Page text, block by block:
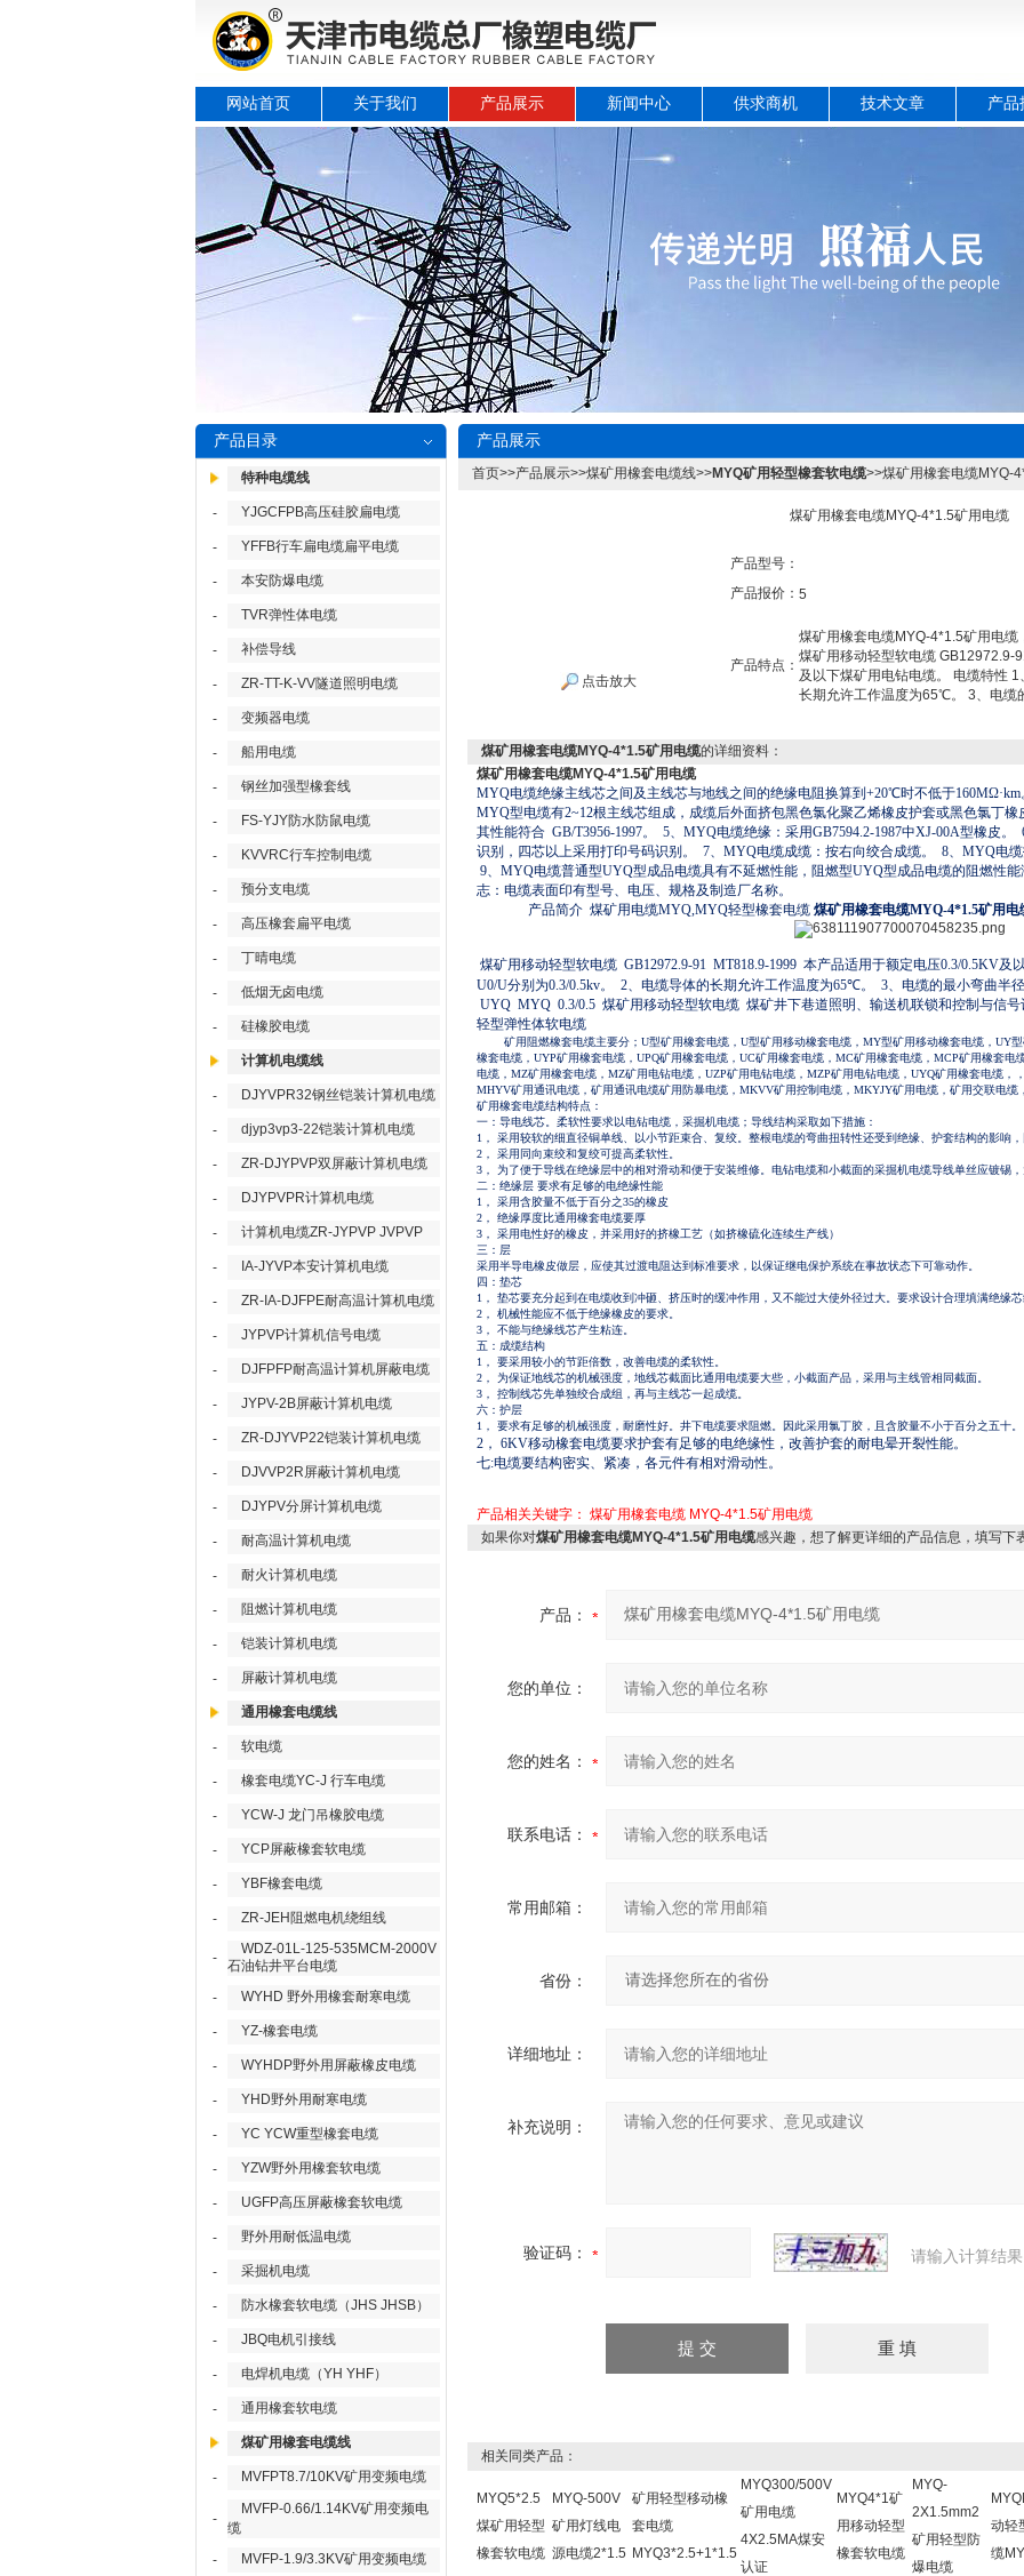
网站首页 关于我们 产品展示 新闻中心 供求商机 技术文章 产品
产品目录
特种电缆线
- YJGCFPB高压硅胶扁电缆
- YFFB行车扁电缆扁平电缆
- 本安防爆电缆
- TVR弹性体电缆
- 补偿导线
- ZR-TT-K-VV隧道照明电缆
- 变频器电缆
- 船用电缆
- 钢丝加强型橡套线
- FS-YJY防水防鼠电缆
- KVVRC行车控制电缆
- 预分支电缆
- 高压橡套扁平电缆
- 丁晴电缆
- 低烟无卤电缆
- 硅橡胶电缆
计算机电缆线
- DJYVPR32钢丝铠装计算机电缆
- djyp3vp3-22铠装计算机电缆
- ZR-DJYPVP双屏蔽计算机电缆
- DJYPVPR计算机电缆
- 计算机电缆ZR-JYPVP JVPVP
- IA-JYVP本安计算机电缆
- ZR-IA-DJFPE耐高温计算机电缆
- JYPVP计算机信号电缆
- DJFPFP耐高温计算机屏蔽电缆
- JYPV-2B屏蔽计算机电缆
- ZR-DJYVP22铠装计算机电缆
- DJVVP2R屏蔽计算机电缆
- DJYPV分屏计算机电缆
- 耐高温计算机电缆
- 耐火计算机电缆
- 阻燃计算机电缆
- 铠装计算机电缆
- 屏蔽计算机电缆
通用橡套电缆线
- 软电缆
- 橡套电缆YC-J 行车电缆
- YCW-J 龙门吊橡胶电缆
- YCP屏蔽橡套软电缆
- YBF橡套电缆
- ZR-JEH阻燃电机绕组线
-
WDZ-01L-125-535MCM-2000V
石油钻井平台电缆
-
WYHD 野外用橡套耐寒电缆
- YZ-橡套电缆
- WYHDP野外用屏蔽橡皮电缆
- YHD野外用耐寒电缆
- YC YCW重型橡套电缆
- YZW野外用橡套软电缆
- UGFP高压屏蔽橡套软电缆
- 野外用耐低温电缆
- 采掘机电缆
- 防水橡套软电缆（JHS JHSB）
- JBQ电机引接线
- 电焊机电缆（YH YHF）
- 通用橡套软电缆
煤矿用橡套电缆线
- MVFPT8.7/10KV矿用变频电缆
-
MVFP-0.66/1.14KV矿用变频电
缆
-
MVFP-1.9/3.3KV矿用变频电缆
产品展示
首页>>产品展示>>煤矿用橡套电缆线>>MYQ矿用轻型橡套软电缆>>煤矿用橡套电缆MYQ-
煤矿用橡套电缆MYQ-4*1.5矿用电缆
点击放大
产品型号：
产品报价： 5
产品特点：
煤矿用橡套电缆MYQ-4*1.5矿用电
煤矿用移动轻型软电缆 GB12972.9-
及以下煤矿用电钻电缆。 电缆特性
长期允许工作温度为65℃。 3、电缆
煤矿用橡套电缆MYQ-4*1.5矿用电缆的详细资料：
煤矿用橡套电缆MYQ-4*1.5矿用电缆
MYQ电缆绝缘主线芯之间及主线芯与地线之间的绝缘电阻换算到 +20℃时不低于160MΩ·km
MYQ型电缆有2~12根主线芯组成，成缆后外面挤包黑色氯化聚乙烯橡皮护套或黑色氯丁橡
其性能符合GB/T3956-1997。 5、 MYQ电缆绝缘：采用GB7594.2-1987中XJ-00A型橡皮。
识别，四芯以上采用打印号码识别。
7、 MYQ电缆成缆：按右向绞合成缆。 8、 MYQ电
9、 MYQ电缆普通型UYQ型成品电缆具有不延燃性能，阻燃型UYQ型成品电缆的阻燃性能
志：电缆表面印有型号、电压、规格及制造厂名称。
产品简介 煤矿用电缆MYQ,MYQ轻型橡套电缆 煤矿用橡套电缆MYQ-4*1.5矿用电
煤矿用移动轻型软电缆GB12972.9-91 MT818.9-1999 本产品适用于额定电压0.3/0.5KV及
U0/U分别为0.3/0.5kv。 2、电缆导体的长期允许工作温度为65℃。 3、电缆的最小弯曲半
UYQ MYQ 0.3/0.5 煤矿用移动轻型软电缆 煤矿井下巷道照明、输送机联锁和控制与信
轻型弹性体软电缆
矿用阻燃橡套电缆主要分； U型矿用橡套电缆，U型矿用移动橡套电缆，MY型矿用移动橡套电缆，UY
橡套电缆，UYP矿用橡套电缆，UPQ矿用橡套电缆，UC矿用橡套电缆，MC矿用橡套电缆，MCP矿用橡套电
电缆，MZ矿用橡套电缆，MZ矿用电钻电缆，UZP矿用电钻电缆，MZP矿用电钻电缆，UYQ矿用橡套电缆，
MHYV矿用通讯电缆，矿用通讯电缆矿用防暴电缆，MKVV矿用控制电缆，MKYJY矿用电缆，矿用交联电
矿用橡套电缆结构特点：
一：导电线芯。柔软性要求以电钻电缆，采掘机电缆；导线结构采取如下措施：
1， 采用较软的细直径铜单线、以小节距束合、复绞。整根电缆的弯曲扭转性还受到绝缘、护套结构的影响
2， 采用同向束绞和复绞可提高柔软性。
3， 为了便于导线在绝缘层中的相对滑动和便于安装维修。电钻电缆和小截面的采掘机电缆导线单丝应镀锡
二：绝缘层要求有足够的电绝缘性能
1， 采用含胶量不低于百分之35的橡皮
2， 绝缘厚度比通用橡套电缆要厚
3， 采用电性好的橡皮，并采用好的挤橡工艺（如挤橡硫化连续生产线）
三：层
采用半导电橡皮做层，应使其过渡电阻达到标准要求，以保证继电保护系统在事故状态下可靠动作。
四：垫芯
1， 垫芯要充分起到在电缆收到冲砸、挤压时的缓冲作用，又不能过大使外径过大。要求设计合理填满绝缘
2， 机械性能应不低于绝缘橡皮的要求。
3， 不能与绝缘线芯产生粘连。
五：成缆结构
1， 要采用较小的节距倍数，改善电缆的柔软性。
2， 为保证地线芯的机械强度，地线芯截面比通用电缆要大些，小截面产品，采用与主线管相同截面。
3， 控制线芯先单独绞合成组，再与主线芯一起成缆。
六：护层
1， 要求有足够的机械强度，耐磨性好。井下电缆要求阻燃。因此采用氯丁胶，且含胶量不小于百分之五十。
2， 6KV移动橡套电缆要求护套有足够的电绝缘性，改善护套的耐电晕开裂性能。
七:电缆要结构密实、紧凑，各元件有相对滑动性。
产品相关关键字： 煤矿用橡套电缆 MYQ-4*1.5矿用电缆
如果你对煤矿用橡套电缆MYQ-4*1.5矿用电缆感兴趣，想了解更详细的产品信息，填写下
产品：
您的单位：
您的姓名：
联系电话：
常用邮箱：
省份：
详细地址：
补充说明：
验证码： 请输入计算结
相关同类产品：
MYQ5*2.5
煤矿用轻型
橡套软电缆
MYQ-500V
矿用灯线电
源电缆2*1.5
矿用轻型移动橡
套电缆
MYQ3*2.5+1*1.5
MYQ300/500V
矿用电缆
4X2.5MA煤安
认证
MYQ4*1矿
用移动轻型
橡套软电缆
MYQ-
2X1.5mm2
矿用轻型防
爆电缆
动轻
缆